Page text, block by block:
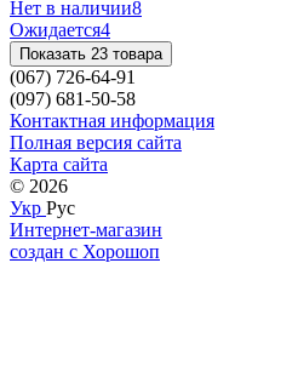
Нет в наличии8
Ожидается4
Показать 23 товара
(067) 726-64-91
(097) 681-50-58
Контактная информация
Полная версия сайта
Карта сайта
© 2026
Укр Рус
Интернет-магазин
создан с Хорошоп